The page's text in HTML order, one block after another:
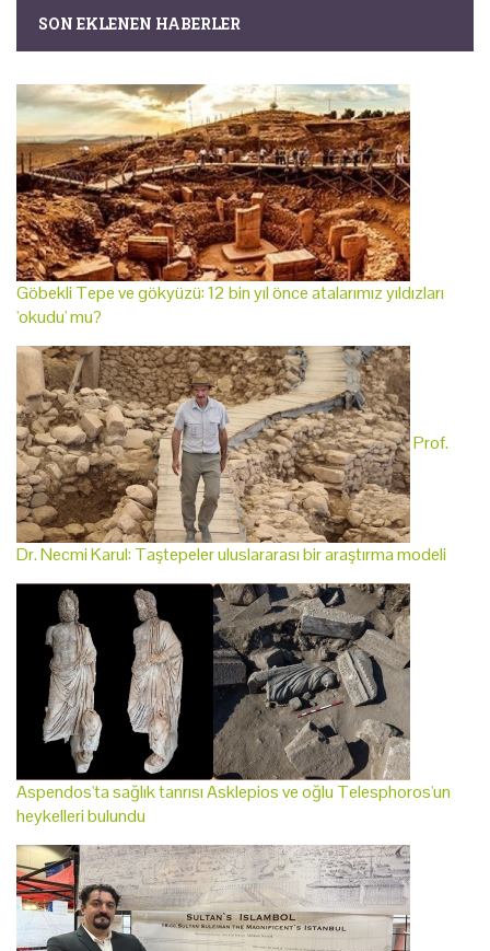
SON EKLENEN HABERLER
Göbekli Tepe ve gökyüzü: 12 bin yıl önce atalarımız yıldızları
'okudu' mu?
Prof.
Dr. Necmi Karul: Taştepeler uluslararası bir araştırma modeli
Aspendos'ta sağlık tanrısı Asklepios ve oğlu Telesphoros'un
heykelleri bulundu